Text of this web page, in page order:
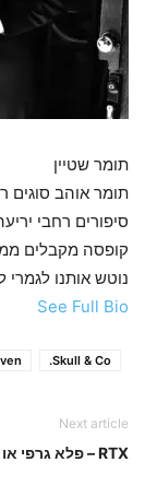
תומר שטיין
תומר אוהב
סיפורים רחבי
קופסה מקבלים
נוטש אותנו
See Full Bio
Skull & Co.
Next article
RTX – פלא גרפי או גימיק מיותר?